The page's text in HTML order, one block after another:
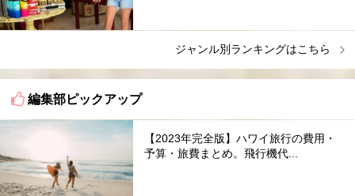
ジャンル別ランキングはこちら
編集部ピックアップ
【2023年完全版】ハワイ旅行の費用・
予算・旅費まとめ。飛行機代...